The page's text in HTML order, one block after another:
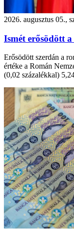
2026. augusztus 05.,
Ismét erősödött a
Erősödött szerdán a
értéke a Román
(0,02 százalékkal)